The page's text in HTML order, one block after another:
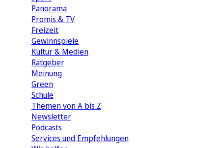
Panorama
Promis & TV
Freizeit
Gewinnspiele
Kultur & Medien
Ratgeber
Meinung
Green
Schule
Themen von A bis Z
Newsletter
Podcasts
Services und Empfehlungen